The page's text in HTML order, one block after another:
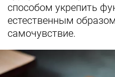
способом укрепить
естественным
самочувствие.